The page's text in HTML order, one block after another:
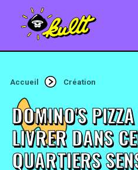
Accueil Création
DOMINO'S
LIVRER DANS
QUARTIERS